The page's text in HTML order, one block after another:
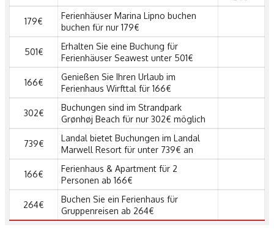
179€
Ferienhäuser Marina Lipno buchen
buchen für nur 179€
501€
Erhalten Sie eine Buchung für
Ferienhäuser Seawest unter 501€
166€
Genießen Sie Ihren Urlaub im
Ferienhaus Wirfttal für 166€
302€
Buchungen sind im Strandpark
Grønhøj Beach für nur 302€ möglich
739€
Landal bietet Buchungen im Landal
Marwell Resort für unter 739€ an
166€
Ferienhaus & Apartment für 2
Personen ab 166€
264€
Buchen Sie ein Ferienhaus für
Gruppenreisen ab 264€